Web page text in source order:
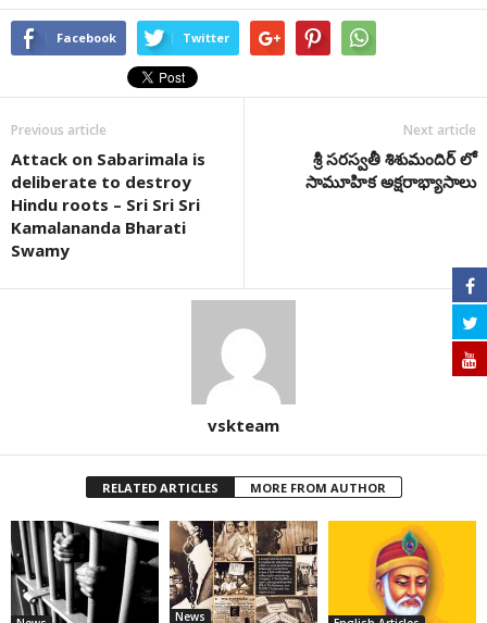
Facebook Twitter
Previous article
Attack on Sabarimala is
deliberate to destroy
Hindu roots – Sri Sri Sri
Kamalananda Bharati
Swamy
Next article
శ్రీ సరస్వతీ శిశుమందిర్ లో
సామూహిక అక్షరాభ్యాసాలు
vskteam
RELATED ARTICLES MORE FROM AUTHOR
News